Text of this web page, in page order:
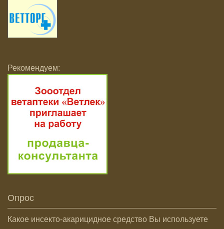
Рекомендуем:
Опрос
Какое инсекто-акарицидное средство Вы используете